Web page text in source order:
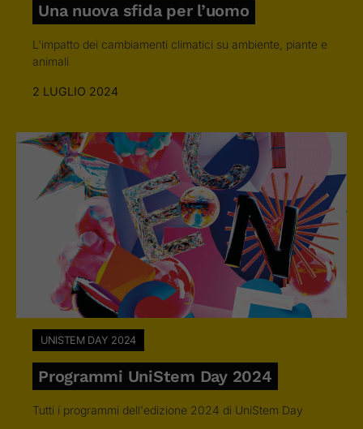
Una nuova sfida per l’uomo
L'impatto dei cambiamenti climatici su ambiente, piante e
animali
2 LUGLIO 2024
UNISTEM DAY 2024
Programmi UniStem Day 2024
Tutti i programmi dell'edizione 2024 di UniStem Day